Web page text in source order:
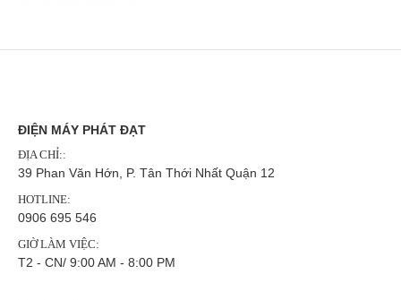
ĐIỆN MÁY PHÁT ĐẠT
ĐỊA CHỈ::
39 Phan Văn Hớn, P. Tân Thới Nhất Quận 12
HOTLINE:
0906 695 546
GIỜ LÀM VIỆC:
T2 - CN/ 9:00 AM - 8:00 PM